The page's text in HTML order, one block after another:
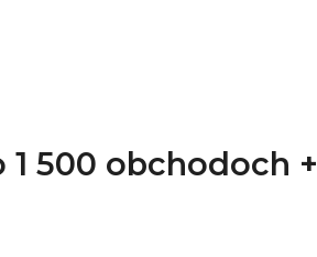
500 obchodoch +